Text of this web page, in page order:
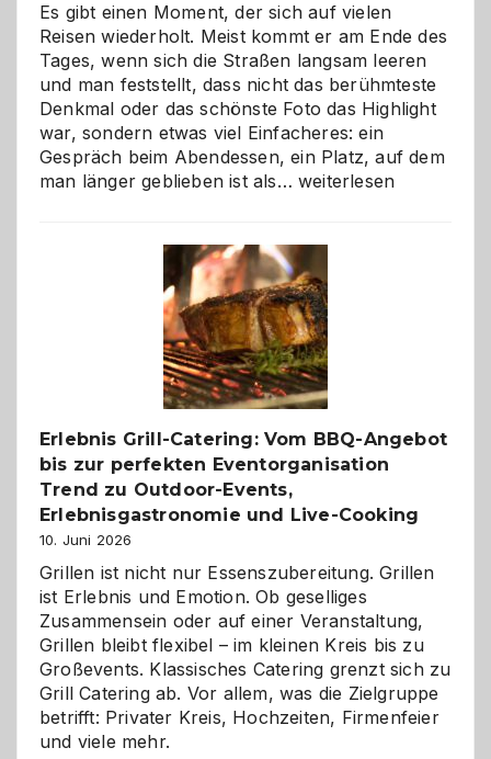
Es gibt einen Moment, der sich auf vielen
Reisen wiederholt. Meist kommt er am Ende des
Tages, wenn sich die Straßen langsam leeren
und man feststellt, dass nicht das berühmteste
Denkmal oder das schönste Foto das Highlight
war, sondern etwas viel Einfacheres: ein
Gespräch beim Abendessen, ein Platz, auf dem
man länger geblieben ist als… Als
–
die
Gelegenheit,
neue
Reiseziele
zu
entdecken
weiterlesen
Erlebnis Grill-Catering: Vom BBQ-Angebot
bis zur perfekten Eventorganisation
Trend zu Outdoor-Events,
Erlebnisgastronomie und Live-Cooking
10. Juni 2026
Grillen ist nicht nur Essenszubereitung. Grillen
ist Erlebnis und Emotion. Ob geselliges
Zusammensein oder auf einer Veranstaltung,
Grillen bleibt flexibel – im kleinen Kreis bis zu
Großevents. Klassisches Catering grenzt sich zu
Grill Catering ab. Vor allem, was die Zielgruppe
betrifft: Privater Kreis, Hochzeiten, Firmenfeier
und viele mehr.